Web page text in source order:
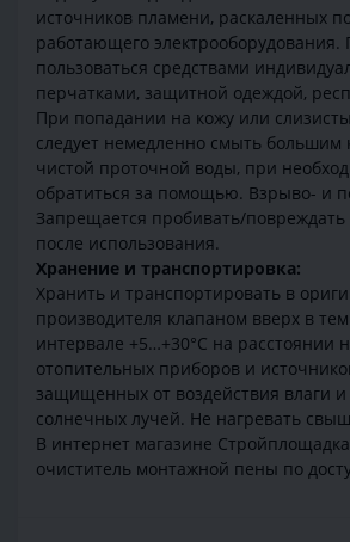
источников пламени, раскаленных
работающего электрооборудования.
пользоваться средствами
перчатками, защитной одеждой,
При попадании на кожу или
следует немедленно смыть большим
чистой проточной воды, при
обратиться за помощью. Взрыво- и
Запрещается пробивать/повреждать
после использования.
Хранение и транспортировка:
Хранить и транспортировать в
производителя клапаном вверх в
интервале +5…+30°C на расстоянии
отопительных приборов и
защищенных от воздействия влаги
солнечных лучей. Не нагревать
В интернет магазине
очиститель монтажной пены по